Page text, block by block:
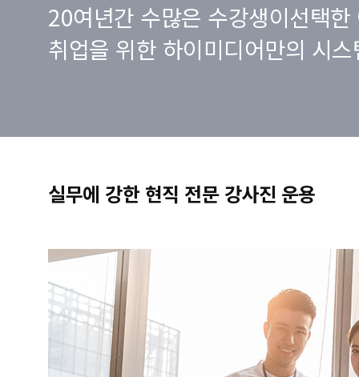
20여년간 수많은 수강생이선택한
취업을 위한 하이미디어만의 시
실무에 강한 현직 전문 강사진 운용